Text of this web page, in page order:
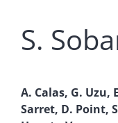
S.
A. Calas, G. Uzu,
Sarret, D. Point,